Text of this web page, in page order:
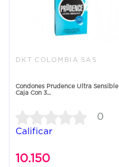
DKT COLOMBIA SAS
Condones Prudence Ultra Sensible
Caja Con 3...
0
Calificar
10.150